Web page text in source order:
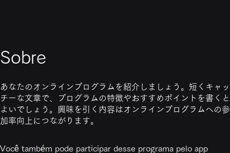
Sobre
あなたのオンラインプログラムを紹介しましょう。短くキャッ
チーな文章で、プログラムの特徴やおすすめポイントを書くと
よいでしょう。興味を引く内容はオンラインプログラムへの参
加率向上につながります。
Você também pode participar desse programa pelo app